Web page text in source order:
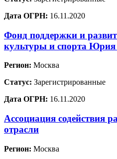
Дата ОГРН: 16.11.2020
Фонд поддержки и
культуры и спорта Юрия
Регион: Москва
Статус: Зарегистрированные
Дата ОГРН: 16.11.2020
Ассоциация содействия
отрасли
Регион: Москва